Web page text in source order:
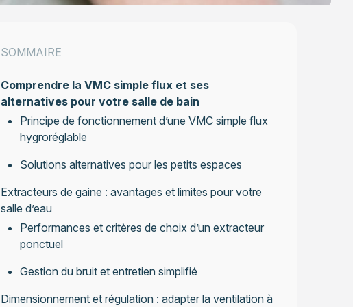
SOMMAIRE
Comprendre la VMC simple flux et ses
alternatives pour votre salle de bain
Principe de fonctionnement d’une VMC simple flux
hygroréglable
Solutions alternatives pour les petits espaces
Extracteurs de gaine : avantages et limites pour votre
salle d’eau
Performances et critères de choix d’un extracteur
ponctuel
Gestion du bruit et entretien simplifié
Dimensionnement et régulation : adapter la ventilation à